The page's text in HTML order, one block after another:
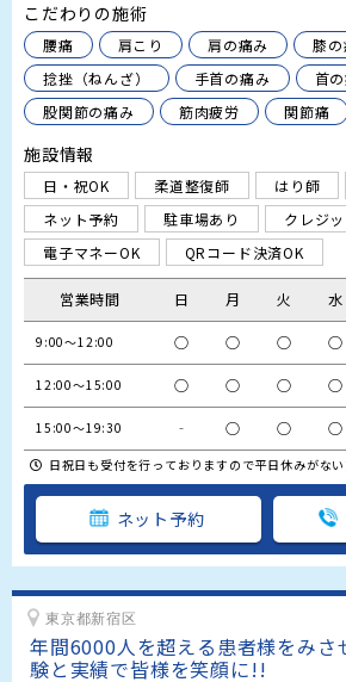
こだわりの施術
腰痛 肩こり 肩の痛み
膝
捻挫（ねんざ）
手首の痛み
首
股関節の痛み
筋肉疲労 関節痛
施設情報
日・祝OK 柔道整復師 はり師
ネット予約
駐車場あり
クレジ
電子マネーOK
QRコード決済OK
営業時間 日 月 火 水
9:00～12:00 ○ ○ ○ ○
12:00～15:00 ○ ○ ○ ○
15:00～19:30 ‐ ○ ○ ○
日祝日も受付を行っておりますので平日休みがない
ネット予約
東京都新宿区
年間6000人を超える患者様をみさ
験と実績で皆様を笑顔に!!